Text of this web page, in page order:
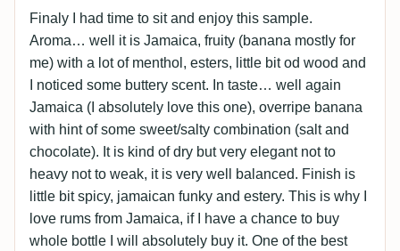
Finaly I had time to sit and enjoy this sample.
Aroma… well it is Jamaica, fruity (banana mostly for
me) with a lot of menthol, esters, little bit od wood and
I noticed some buttery scent. In taste… well again
Jamaica (I absolutely love this one), overripe banana
with hint of some sweet/salty combination (salt and
chocolate). It is kind of dry but very elegant not to
heavy not to weak, it is very well balanced. Finish is
little bit spicy, jamaican funky and estery. This is why I
love rums from Jamaica, if I have a chance to buy
whole bottle I will absolutely buy it. One of the best